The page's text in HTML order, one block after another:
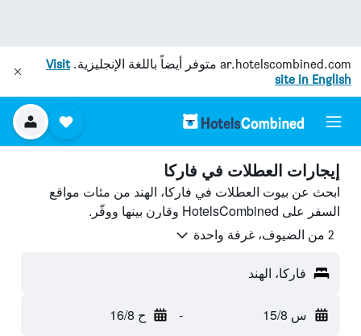
ar.hotelscombined.com متوفر أيضاً باللغة الإنجليزية.Visit
site in English
إيجارات العطلات في فاركا
ابحث عن بيوت العطلات في فاركا، الهند من مئات مواقع
السفر على HotelsCombined وقارن بينها ووفّر.
2 من الضيوف، غرفة واحدة
فاركا، الهند
س 15/8 - ح 16/8